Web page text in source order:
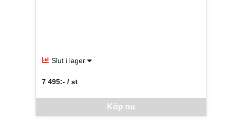
Slut i lager
Denna vara går inte att beställa via webben just nu,
Köp nu
7 495:- / st
SEK per ST